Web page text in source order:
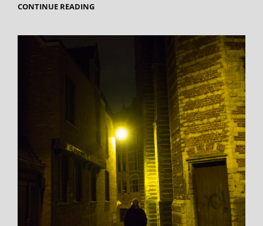
CONTINUE READINGBASIS-
DE